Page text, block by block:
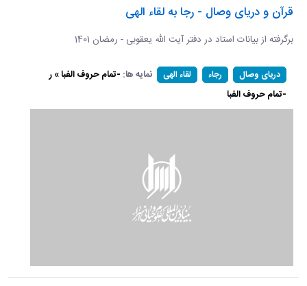
قرآن و دریای وصال - رجا به لقاء الهی
برگرفته از بیانات استاد در دفتر آیت الله یعقوبی - رمضان 1401
دریای وصال رجاء لقاء الهی نمایه ها: -تمام حروف الفبا » ر
-تمام حروف الفبا